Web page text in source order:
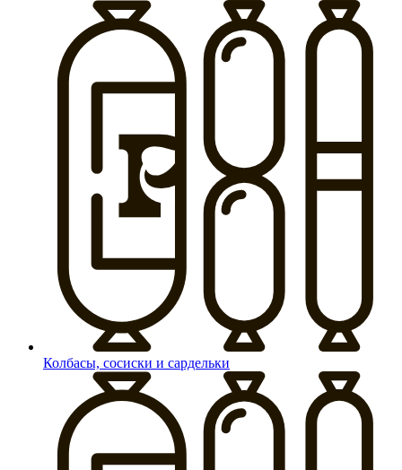
Колбасы, сосиски и сардельки